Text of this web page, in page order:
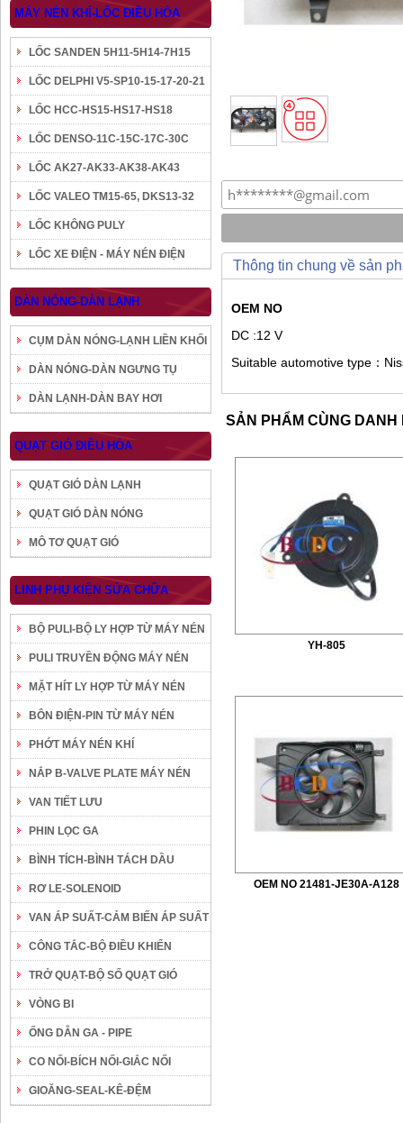
MÁY NÉN KHÍ-LỐC ĐIỀU HÒA
LỐC SANDEN 5H11-5H14-7H15
LỐC DELPHI V5-SP10-15-17-20-21
LỐC HCC-HS15-HS17-HS18
LỐC DENSO-11C-15C-17C-30C
LỐC AK27-AK33-AK38-AK43
LỐC VALEO TM15-65, DKS13-32
LỐC KHÔNG PULY
LỐC XE ĐIỆN - MÁY NÉN ĐIỆN
DÀN NÓNG-DÀN LẠNH
CỤM DÀN NÓNG-LẠNH LIỀN KHỐI
DÀN NÓNG-DÀN NGƯNG TỤ
DÀN LẠNH-DÀN BAY HƠI
QUẠT GIÓ ĐIỀU HÒA
QUẠT GIÓ DÀN LẠNH
QUẠT GIÓ DÀN NÓNG
MÔ TƠ QUẠT GIÓ
LINH PHỤ KIỆN SỬA CHỮA
BỘ PULI-BỘ LY HỢP TỪ MÁY NÉN
PULI TRUYỀN ĐỘNG MÁY NÉN
MẶT HÍT LY HỢP TỪ MÁY NÉN
BÔN ĐIỆN-PIN TỪ MÁY NÉN
PHỚT MÁY NÉN KHÍ
NẮP B-VALVE PLATE MÁY NÉN
VAN TIẾT LƯU
PHIN LỌC GA
BÌNH TÍCH-BÌNH TÁCH DẦU
RƠ LE-SOLENOID
VAN ÁP SUẤT-CẢM BIẾN ÁP SUẤT
CÔNG TẮC-BỘ ĐIỀU KHIỂN
TRỞ QUẠT-BỘ SỐ QUẠT GIÓ
VÒNG BI
ỐNG DẪN GA - PIPE
CO NỐI-BÍCH NỐI-GIẮC NỐI
GIOĂNG-SEAL-KÊ-ĐỆM
Thông tin chung về sản
OEM NO
DC :12 V
Suitable automotive type：
SẢN PHẨM CÙNG
YH-805
OEM NO 21481-JE30A-A128